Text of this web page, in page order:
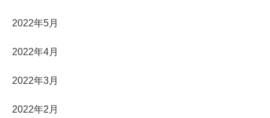
2022年5月
2022年4月
2022年3月
2022年2月